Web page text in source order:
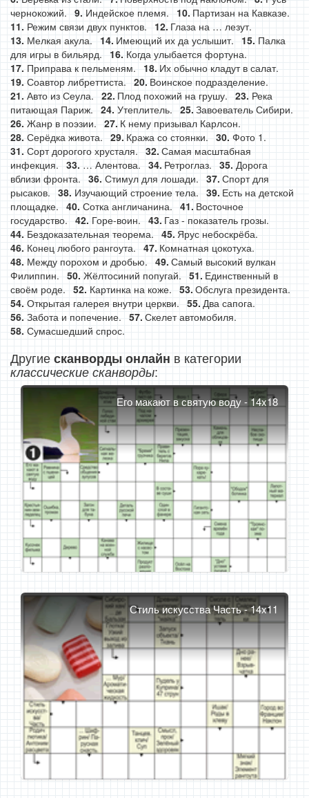
чернокожий.
Индейское племя.
Партизан на Кавказе.
Режим связи двух пунктов.
Глаза на … лезут.
Мелкая акула.
Имеющий их да услышит.
Палка
для игры в бильярд.
Когда улыбается фортуна.
Приправа к пельменям.
Их обычно кладут в салат.
Соавтор либреттиста.
Воинское подразделение.
Авто из Сеула.
Плод похожий на грушу.
Река
питающая Париж.
Утеплитель.
Завоеватель Сибири.
Жанр в поэзии.
К нему призывал Карлсон.
Серёдка живота.
Кража со стоянки.
Фото 1.
Сорт дорогого хрусталя.
Самая масштабная
инфекция.
… Алентова. Ретроглаз.
Дорога
вблизи фронта.
Стимул для лошади.
Спорт для
рысаков.
Изучающий строение тела.
Есть на детской
площадке.
Сотка англичанина.
Восточное
государство.
Горе-воин.
Газ - показатель грозы.
Бездоказательная теорема.
Ярус небоскрёба.
Конец любого рангоута.
Комнатная цокотуха.
Между порохом и дробью.
Самый высокий вулкан
Филиппин.
Жёлтосиний попугай.
Единственный в
своём роде.
Картинка на коже.
Обслуга президента.
Открытая галерея внутри церкви.
Два сапога.
Забота и попечение.
Скелет автомобиля.
Сумасшедший спрос.
Другиесканворды онлайн в категории
классические сканворды:
Его макают в святую воду - 14x18
Стиль искусства Часть - 14x11